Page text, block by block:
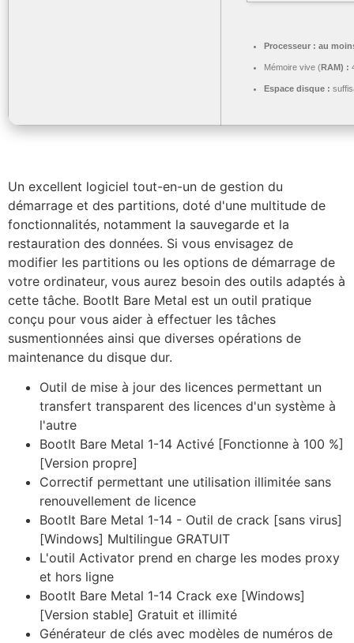
Processeur : au
Mémoire vive (RAM) :
Espace disque :
Un excellent logiciel tout-en-un de gestion du
démarrage et des partitions, doté d'une multitude de
fonctionnalités, notamment la sauvegarde et la
restauration des données. Si vous envisagez de
modifier les partitions ou les options de démarrage de
votre ordinateur, vous aurez besoin des outils adaptés à
cette tâche. BootIt Bare Metal est un outil pratique
conçu pour vous aider à effectuer les tâches
susmentionnées ainsi que diverses opérations de
maintenance du disque dur.
Outil de mise à jour des licences permettant un
transfert transparent des licences d'un système à
l'autre
BootIt Bare Metal 1-14 Activé [Fonctionne à 100 %]
[Version propre]
Correctif permettant une utilisation illimitée sans
renouvellement de licence
BootIt Bare Metal 1-14 - Outil de crack [sans virus]
[Windows] Multilingue GRATUIT
L'outil Activator prend en charge les modes proxy
et hors ligne
BootIt Bare Metal 1-14 Crack exe [Windows]
[Version stable] Gratuit et illimité
Générateur de clés avec modèles de numéros de